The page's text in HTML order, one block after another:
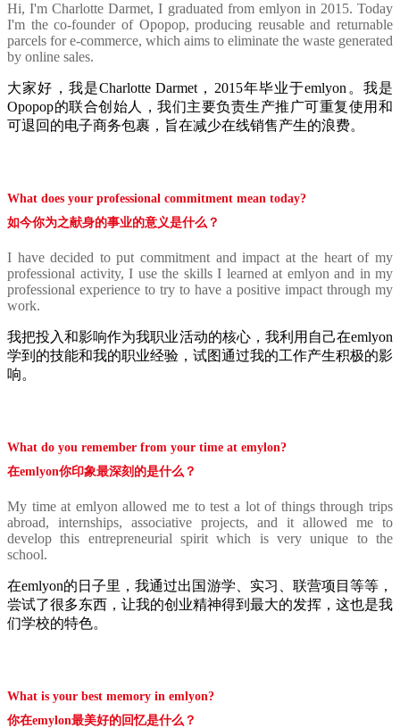
Hi, I'm Charlotte Darmet, I graduated from emlyon in 2015. Today
I'm the co-founder of Opopop, producing reusable and returnable
parcels for e-commerce, which aims to eliminate the waste generated
by online sales.
大家好，我是Charlotte Darmet，2015年毕业于emlyon。我是
Opopop的联合创始人，我们主要负责生产推广可重复使用和
可退回的电子商务包裹，旨在减少在线销售产生的浪费。
What does your professional commitment mean today?
如今你为之献身的事业的意义是什么？
I have decided to put commitment and impact at the heart of my
professional activity, I use the skills I learned at emlyon and in my
professional experience to try to have a positive impact through my
work.
我把投入和影响作为我职业活动的核心，我利用自己在emlyon
学到的技能和我的职业经验，试图通过我的工作产生积极的影
响。
What do you remember from your time at emylon?
在emlyon你印象最深刻的是什么？
My time at emlyon allowed me to test a lot of things through trips
abroad, internships, associative projects, and it allowed me to
develop this entrepreneurial spirit which is very unique to the
school.
在emlyon的日子里，我通过出国游学、实习、联营项目等等，
尝试了很多东西，让我的创业精神得到最大的发挥，这也是我
们学校的特色。
What is your best memory in emlyon?
你在emylon最美好的回忆是什么？